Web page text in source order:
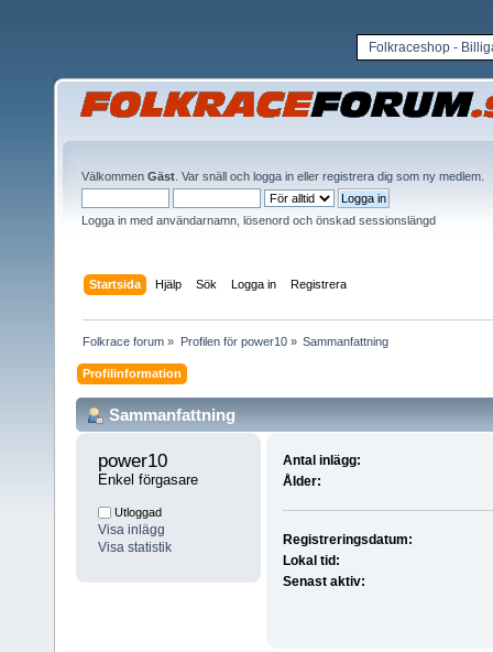
Folkraceshop -
Välkommen Gäst . Var snäll och logga in eller registrera dig som ny medlem
Logga in med användarnamn, lösenord och önskad sessionslängd
Startsida Hjälp Sök Logga in Registrera
Folkrace forum » Profilen för power10» Sammanfattning
Profilinformation
Sammanfattning
power10
Enkel förgasare
Utloggad
Visa inlägg
Visa statistik
Antal inlägg:
Ålder:
Registreringsdatum:
Lokal tid:
Senast aktiv: